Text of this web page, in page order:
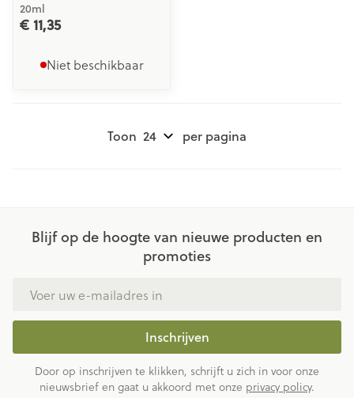
20ml
€ 11,35
Niet beschikbaar
Toon per pagina
Blijf op de hoogte van nieuwe producten en
promoties
Inschrijven
Door op inschrijven te klikken, schrijft u zich in voor onze
nieuwsbrief en gaat u akkoord met onze privacy policy.